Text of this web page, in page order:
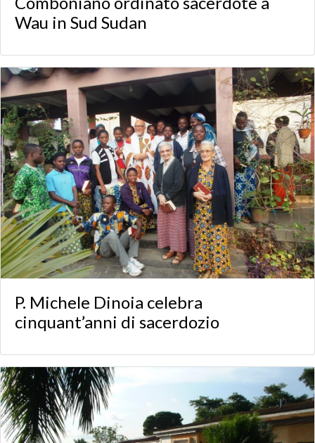
Wau in Sud Sudan
P. Michele Dinoia celebra
cinquant’anni di sacerdozio